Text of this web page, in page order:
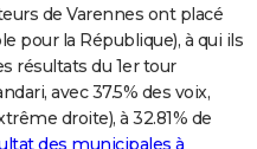
de Varennes ont placé
pour la République), à qui ils
résultats du 1er tour
avec 37.5% des voix,
droite), à 32.81% de
des municipales à